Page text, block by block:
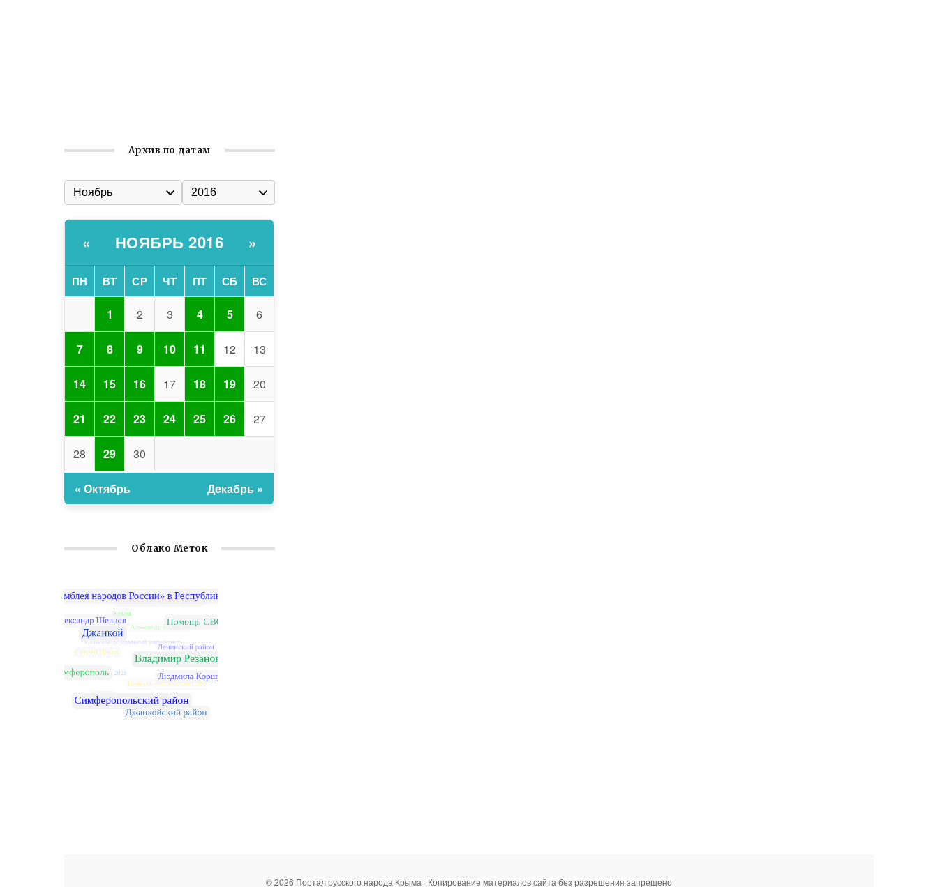
Архив по датам
« НОЯБРЬ 2016 »
ПН ВТ СР ЧТ ПТ СБ ВС
1 2 3 4 5 6
7 8 9 10 11 12 13
14 15 16 17 18 19 20
21 22 23 24 25 26 27
28 29 30
« Октябрь Декабрь »
Облако Меток
© 2026 Портал русского народа Крыма · Копирование материалов сайта без разрешения запрещено